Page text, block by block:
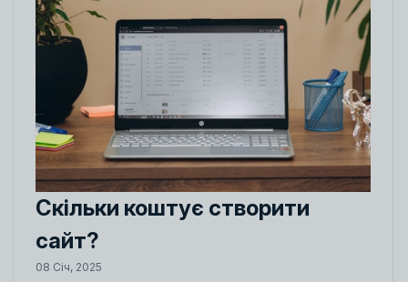
Скільки коштує створити
сайт?
08 Січ, 2025